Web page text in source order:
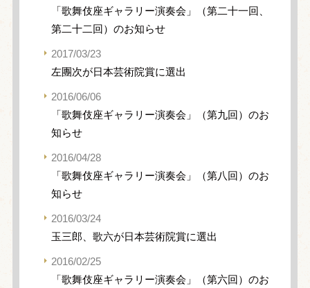
「歌舞伎座ギャラリー演奏会」（第二十一回、
第二十二回）のお知らせ
2017/03/23
左團次が日本芸術院賞に選出
2016/06/06
「歌舞伎座ギャラリー演奏会」（第九回）のお
知らせ
2016/04/28
「歌舞伎座ギャラリー演奏会」（第八回）のお
知らせ
2016/03/24
玉三郎、歌六が日本芸術院賞に選出
2016/02/25
「歌舞伎座ギャラリー演奏会」（第六回）のお